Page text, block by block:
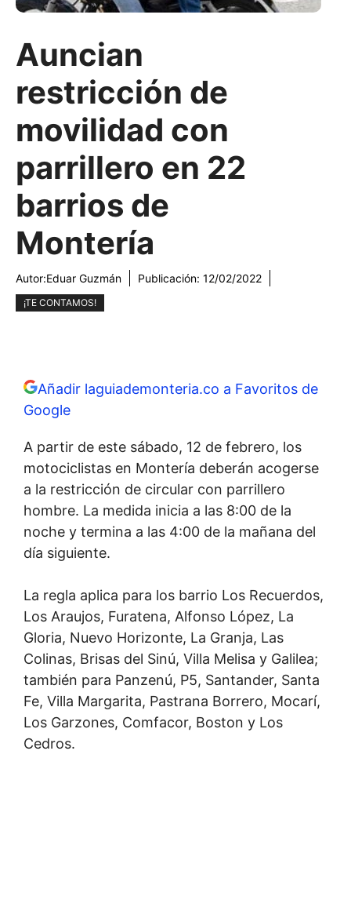
Auncian
restricción de
movilidad con
parrillero en 22
barrios de
Montería
Autor:Eduar Guzmán Publicación: 12/02/2022
¡TE CONTAMOS!
Añadir laguiademonteria.co a Favoritos de
Google
A partir de este sábado, 12 de febrero, los
motociclistas en Montería deberán acogerse
a la restricción de circular con parrillero
hombre. La medida inicia a las 8:00 de la
noche y termina a las 4:00 de la mañana del
día siguiente.
La regla aplica para los barrio Los Recuerdos,
Los Araujos, Furatena, Alfonso López, La
Gloria, Nuevo Horizonte, La Granja, Las
Colinas, Brisas del Sinú, Villa Melisa y Galilea;
también para Panzenú, P5, Santander, Santa
Fe, Villa Margarita, Pastrana Borrero, Mocarí,
Los Garzones, Comfacor, Boston y Los
Cedros.